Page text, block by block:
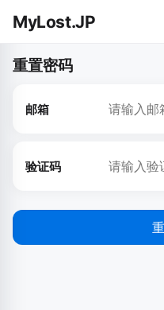
MyLost.JP
重置密码
邮箱
验证码